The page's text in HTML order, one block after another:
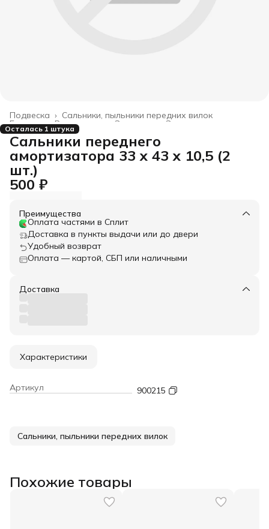
Сальники, пыльники передних вилок
Подвеска ›
Запчасти корпус
Запчасти
Все товары
Главная ›
Осталась 1 штука
Сальники переднего
амортизатора 33 x 43 x 10,5 (2
шт.)
500 ₽
Преимущества
Оплата частями в Сплит
Доставка в пункты выдачи или до двери
Удобный возврат
Оплата — картой, СБП или наличными
Доставка
Характеристики
Артикул 900215
Сальники, пыльники передних вилок
Похожие товары